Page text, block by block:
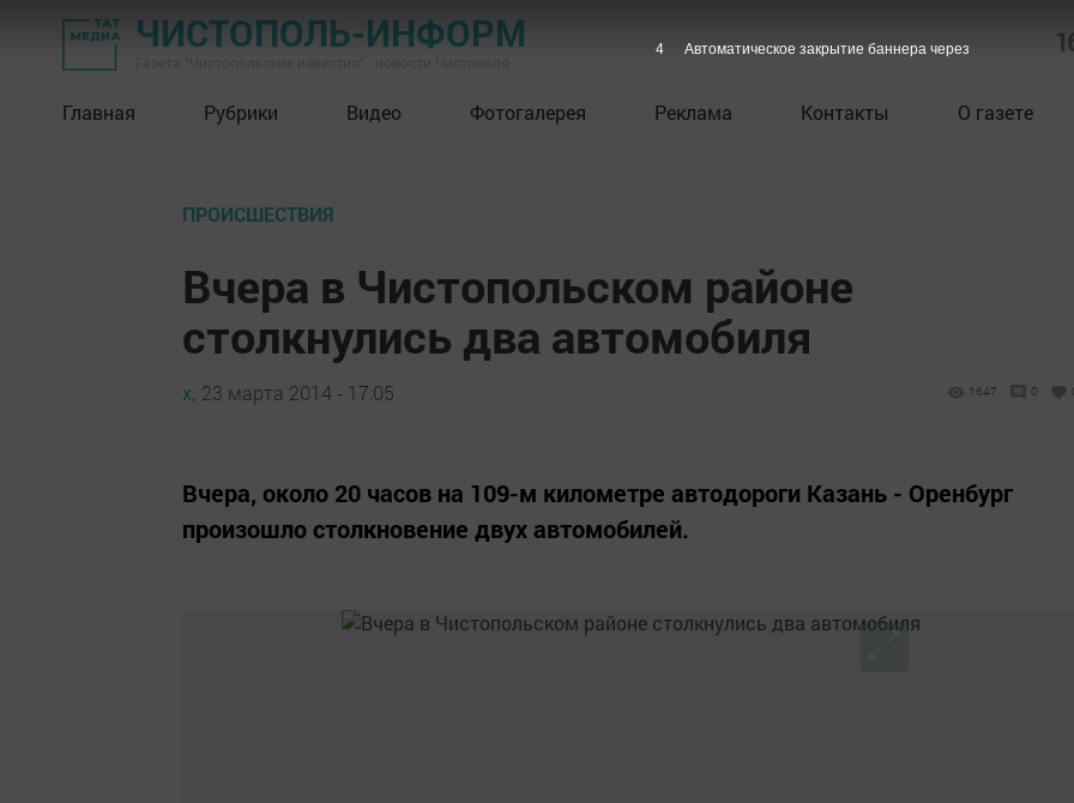
ЧИСТОПОЛЬ-ИНФОРМ
Главная Рубрики Видео Фотогалерея Реклама Контакты О газете
ПРОИСШЕСТВИЯ
Вчера в Чистопольском районе
столкнулись два автомобиля
х, 23 марта 2014 - 17:05 1647 0
Вчера, около 20 часов на 109-м километре автодороги Казань - Оренбург
произошло столкновение двух автомобилей.
3 Автоматическое закрытие баннера через